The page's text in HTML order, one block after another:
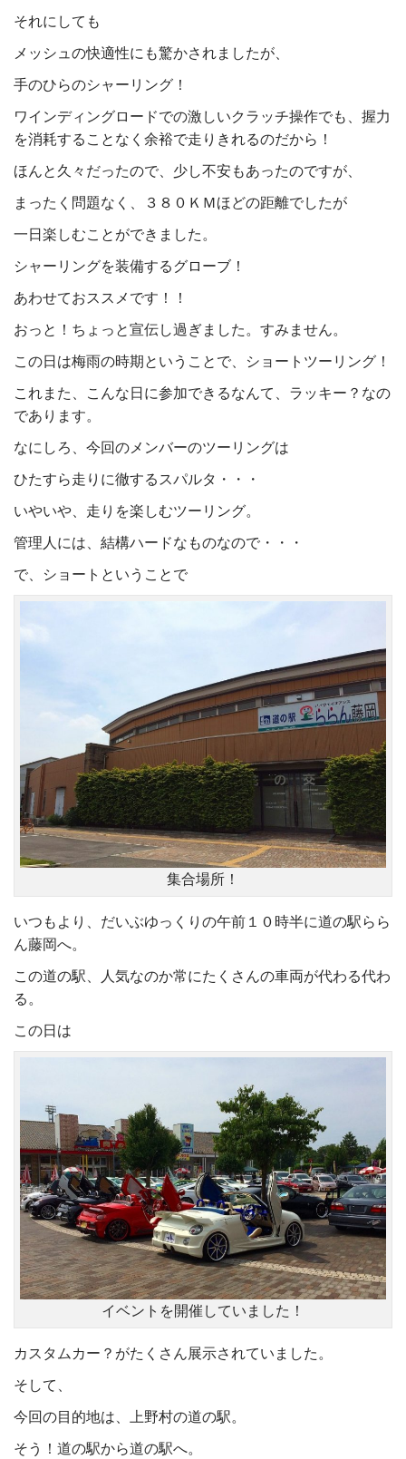
それにしても
メッシュの快適性にも驚かされましたが、
手のひらのシャーリング！
ワインディングロードでの激しいクラッチ操作でも、握力
を消耗することなく余裕で走りきれるのだから！
ほんと久々だったので、少し不安もあったのですが、
まったく問題なく、３８０ＫＭほどの距離でしたが
一日楽しむことができました。
シャーリングを装備するグローブ！
あわせておススメです！！
おっと！ちょっと宣伝し過ぎました。すみません。
この日は梅雨の時期ということで、ショートツーリング！
これまた、こんな日に参加できるなんて、ラッキー？なの
であります。
なにしろ、今回のメンバーのツーリングは
ひたすら走りに徹するスパルタ・・・
いやいや、走りを楽しむツーリング。
管理人には、結構ハードなものなので・・・
で、ショートということで
集合場所！
いつもより、だいぶゆっくりの午前１０時半に道の駅らら
ん藤岡へ。
この道の駅、人気なのか常にたくさんの車両が代わる代わ
る。
この日は
イベントを開催していました！
カスタムカー？がたくさん展示されていました。
そして、
今回の目的地は、上野村の道の駅。
そう！道の駅から道の駅へ。